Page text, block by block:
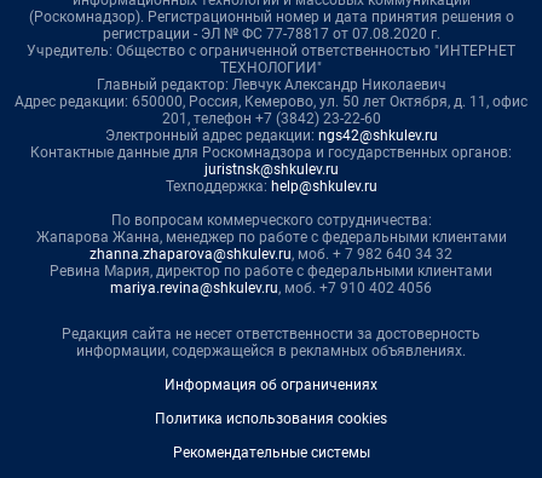
(Роскомнадзор). Регистрационный номер и дата принятия решения о
регистрации - ЭЛ № ФС 77-78817 от 07.08.2020 г.
Учредитель: Общество с ограниченной ответственностью "ИНТЕРНЕТ
ТЕХНОЛОГИИ"
Главный редактор: Левчук Александр Николаевич
Адрес редакции: 650000, Россия, Кемерово, ул. 50 лет Октября, д. 11, офис
201, телефон +7 (3842) 23-22-60
Электронный адрес редакции: ngs42@shkulev.ru
Контактные данные для Роскомнадзора и государственных органов:
juristnsk@shkulev.ru
Техподдержка: help@shkulev.ru
По вопросам коммерческого сотрудничества:
Жапарова Жанна, менеджер по работе с федеральными клиентами
zhanna.zhaparova@shkulev.ru, моб. + 7 982 640 34 32
Ревина Мария, директор по работе с федеральными клиентами
mariya.revina@shkulev.ru, моб. +7 910 402 4056
Редакция сайта не несет ответственности за достоверность
информации, содержащейся в рекламных объявлениях.
Информация об ограничениях
Политика использования cookies
Рекомендательные системы